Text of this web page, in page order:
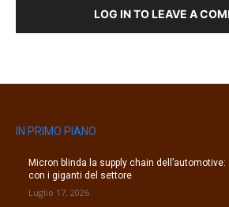
LOG IN TO LEAVE A
IN PRIMO PIANO
Micron blinda la supply chain
con i giganti del settore
Luglio 17, 2026